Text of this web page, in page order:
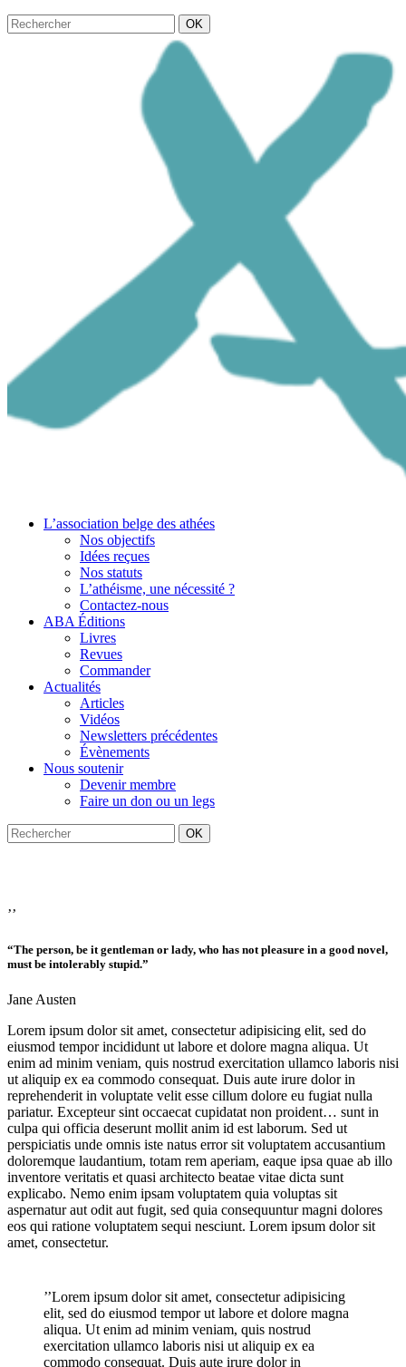
OK
L’association belge des athées
Nos objectifs
Idées reçues
Nos statuts
L’athéisme, une nécessité ?
Contactez-nous
ABA Éditions
Livres
Revues
Commander
Actualités
Articles
Vidéos
Newsletters précédentes
Évènements
Nous soutenir
Devenir membre
Faire un don ou un legs
OK
’’
“The person, be it gentleman or lady, who has not pleasure in a good novel,
must be intolerably stupid.”
Jane Austen
Lorem ipsum dolor sit amet, consectetur adipisicing elit, sed do
eiusmod tempor incididunt ut labore et dolore magna aliqua. Ut
enim ad minim veniam, quis nostrud exercitation ullamco laboris nisi
ut aliquip ex ea commodo consequat. Duis aute irure dolor in
reprehenderit in voluptate velit esse cillum dolore eu fugiat nulla
pariatur. Excepteur sint occaecat cupidatat non proident… sunt in
culpa qui officia deserunt mollit anim id est laborum. Sed ut
perspiciatis unde omnis iste natus error sit voluptatem accusantium
doloremque laudantium, totam rem aperiam, eaque ipsa quae ab illo
inventore veritatis et quasi architecto beatae vitae dicta sunt
explicabo. Nemo enim ipsam voluptatem quia voluptas sit
aspernatur aut odit aut fugit, sed quia consequuntur magni dolores
eos qui ratione voluptatem sequi nesciunt. Lorem ipsum dolor sit
amet, consectetur.
’’Lorem ipsum dolor sit amet, consectetur adipisicing
elit, sed do eiusmod tempor ut labore et dolore magna
aliqua. Ut enim ad minim veniam, quis nostrud
exercitation ullamco laboris nisi ut aliquip ex ea
commodo consequat. Duis aute irure dolor in